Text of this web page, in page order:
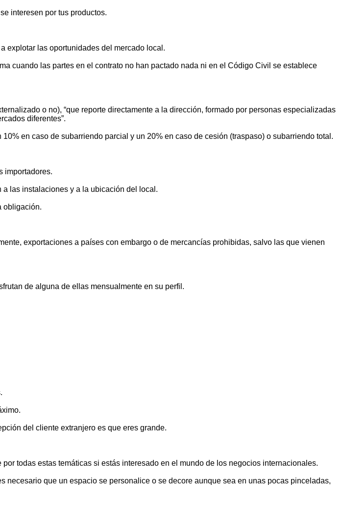
interesen por tus productos.
explotar las oportunidades del mercado local.
cuando las partes en el contrato no han pactado nada ni en el Código Civil se establece
o no), “que reporte directamente a la dirección, formado por personas especializadas
diferentes”.
en caso de subarriendo parcial y un 20% en caso de cesión (traspaso) o subarriendo total.
importadores.
las instalaciones y a la ubicación del local.
obligación.
exportaciones a países con embargo o de mercancías prohibidas, salvo las que vienen
de alguna de ellas mensualmente en su perfil.
del cliente extranjero es que eres grande.
todas estas temáticas si estás interesado en el mundo de los negocios internacionales.
que un espacio se personalice o se decore aunque sea en unas pocas pinceladas,